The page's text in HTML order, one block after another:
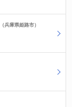
（兵庫県姫路市）